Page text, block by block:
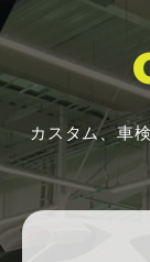
カスタム、車